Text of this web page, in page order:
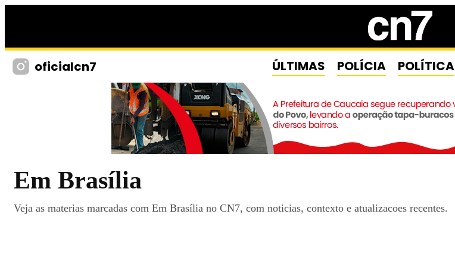
oficialcn7 ÚLTIMAS POLÍCIA POLÍTICA
Em Brasília
Veja as materias marcadas com Em Brasília no CN7, com noticias, contexto e atualizacoes recentes.